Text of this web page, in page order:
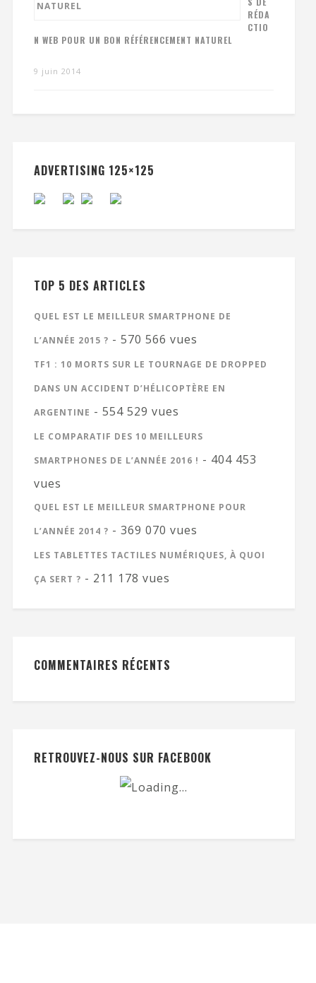
RÉDA
CTIO
N WEB POUR UN BON RÉFÉRENCEMENT NATUREL
9 juin 2014
ADVERTISING 125×125
TOP 5 DES ARTICLES
QUEL EST LE MEILLEUR SMARTPHONE DE
L’ANNÉE 2015 ? - 570 566 vues
TF1 : 10 MORTS SUR LE TOURNAGE DE DROPPED
DANS UN ACCIDENT D’HÉLICOPTÈRE EN
ARGENTINE - 554 529 vues
LE COMPARATIF DES 10 MEILLEURS
SMARTPHONES DE L’ANNÉE 2016 ! - 404 453
vues
QUEL EST LE MEILLEUR SMARTPHONE POUR
L’ANNÉE 2014 ? - 369 070 vues
LES TABLETTES TACTILES NUMÉRIQUES, À QUOI
ÇA SERT ? - 211 178 vues
COMMENTAIRES RÉCENTS
RETROUVEZ-NOUS SUR FACEBOOK